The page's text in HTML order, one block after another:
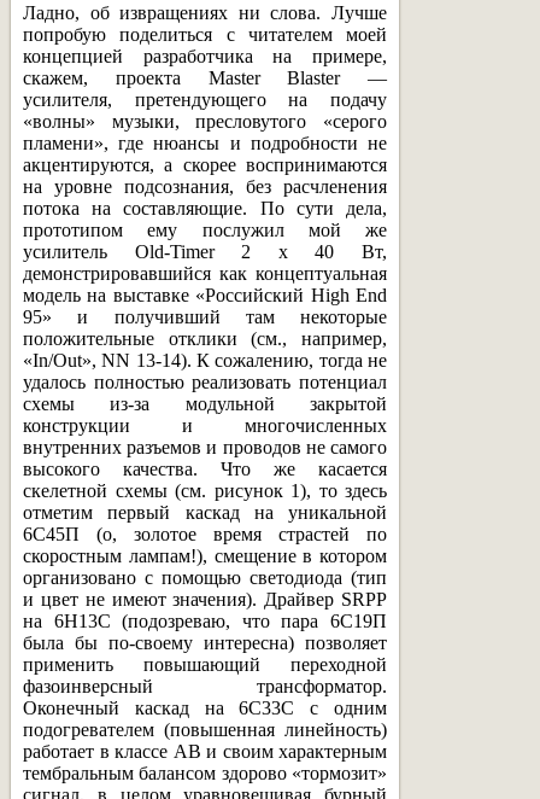
Ладно, об извращениях ни слова. Лучше
попробую поделиться с читателем моей
концепцией разработчика на примере,
скажем, проекта Master Blaster —
усилителя, претендующего на подачу
«волны» музыки, пресловутого «серого
пламени», где нюансы и подробности не
акцентируются, а скорее воспринимаются
на уровне подсознания, без расчленения
потока на составляющие. По сути дела,
прототипом ему послужил мой же
усилитель Old-Timer 2 х 40 Вт,
демонстрировавшийся как концептуальная
модель на выставке «Российский High End
95» и получивший там некоторые
положительные отклики (см., например,
«In/Out», NN 13-14). К сожалению, тогда не
удалось полностью реализовать потенциал
схемы из-за модульной закрытой
конструкции и многочисленных
внутренних разъемов и проводов не самого
высокого качества. Что же касается
скелетной схемы (см. рисунок 1), то здесь
отметим первый каскад на уникальной
6С45П (о, золотое время страстей по
скоростным лампам!), смещение в котором
организовано с помощью светодиода (тип
и цвет не имеют значения). Драйвер SRPP
на 6Н13С (подозреваю, что пара 6С19П
была бы по-своему интересна) позволяет
применить повышающий переходной
фазоинверсный трансформатор.
Оконечный каскад на 6С33С с одним
подогревателем (повышенная линейность)
работает в классе АВ и своим характерным
тембральным балансом здорово «тормозит»
сигнал, в целом уравновешивая бурный